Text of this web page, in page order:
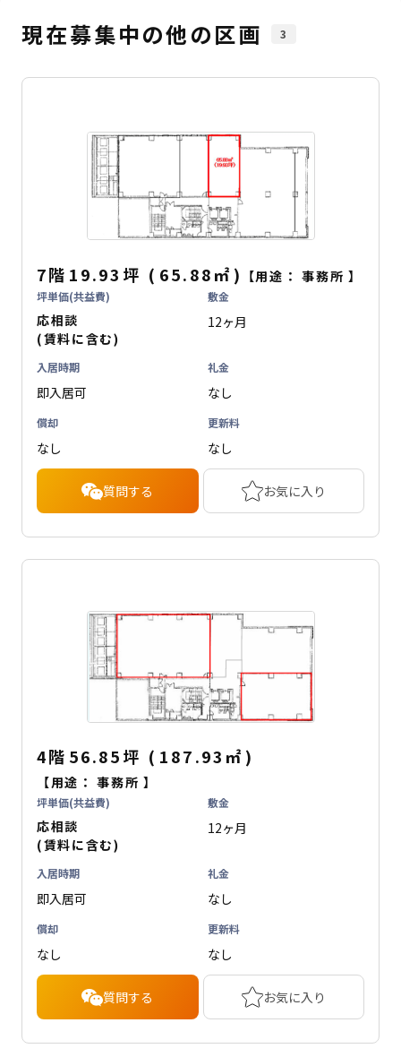
現在募集中の他の区画 3
7階 19.93坪 ( 65.88㎡ ) 【用途：事務所 】
坪単価(共益費)
応相談
(賃料に含む)
敷金
12ヶ月
入居時期
即入居可
礼金
なし
償却
なし
更新料
なし
質問する お気に入り
4階 56.85坪 ( 187.93 ㎡ )
【用途：事務所 】
坪単価(共益費)
応相談
(賃料に含む)
敷金
12ヶ月
入居時期
即入居可
礼金
なし
償却
なし
更新料
なし
質問する お気に入り